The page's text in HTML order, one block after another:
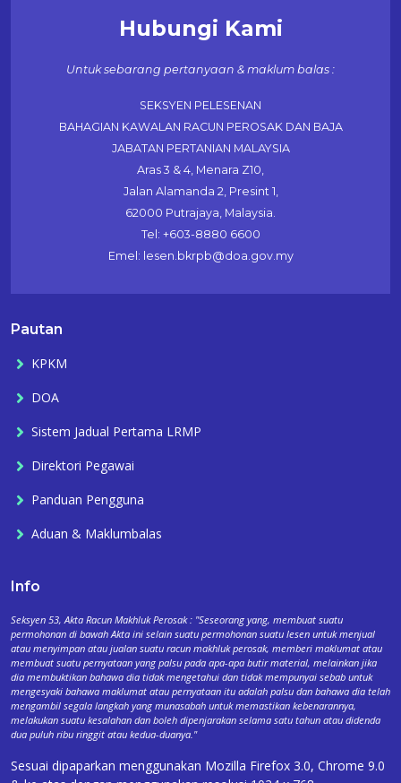
Hubungi Kami
Untuk sebarang pertanyaan & maklum balas :
SEKSYEN PELESENAN
BAHAGIAN KAWALAN RACUN PEROSAK DAN BAJA
JABATAN PERTANIAN MALAYSIA
Aras 3 & 4, Menara Z10,
Jalan Alamanda 2, Presint 1,
62000 Putrajaya, Malaysia.
Tel: +603-8880 6600
Emel: lesen.bkrpb@doa.gov.my
Pautan
KPKM
DOA
Sistem Jadual Pertama LRMP
Direktori Pegawai
Panduan Pengguna
Aduan & Maklumbalas
Info
Seksyen 53, Akta Racun Makhluk Perosak : "Seseorang yang, membuat suatu
permohonan di bawah Akta ini selain suatu permohonan suatu lesen untuk menjual
atau menyimpan atau jualan suatu racun makhluk perosak, memberi maklumat atau
membuat suatu pernyataan yang palsu pada apa-apa butir material, melainkan jika
dia membuktikan bahawa dia tidak mengetahui dan tidak mempunyai sebab untuk
mengesyaki bahawa maklumat atau pernyataan itu adalah palsu dan bahawa dia telah
mengambil segala langkah yang munasabah untuk memastikan kebenarannya,
melakukan suatu kesalahan dan boleh dipenjarakan selama satu tahun atau didenda
dua puluh ribu ringgit atau kedua-duanya."
Sesuai dipaparkan menggunakan Mozilla Firefox 3.0, Chrome 9.0